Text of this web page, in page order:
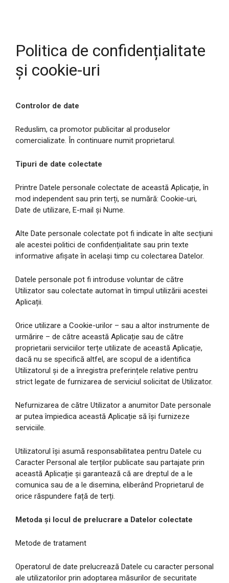
Politica de confidențialitate
și cookie-uri
Controlor de date
Reduslim, ca promotor publicitar al produselor
comercializate. În continuare numit proprietarul.
Tipuri de date colectate
Printre Datele personale colectate de această Aplicație, în
mod independent sau prin terți, se numără: Cookie-uri,
Date de utilizare, E-mail și Nume.
Alte Date personale colectate pot fi indicate în alte secțiuni
ale acestei politici de confidențialitate sau prin texte
informative afișate în același timp cu colectarea Datelor.
Datele personale pot fi introduse voluntar de către
Utilizator sau colectate automat în timpul utilizării acestei
Aplicații.
Orice utilizare a Cookie-urilor – sau a altor instrumente de
urmărire – de către această Aplicație sau de către
proprietarii serviciilor terțe utilizate de această Aplicație,
dacă nu se specifică altfel, are scopul de a identifica
Utilizatorul și de a înregistra preferințele relative pentru
strict legate de furnizarea de serviciul solicitat de Utilizator.
Nefurnizarea de către Utilizator a anumitor Date personale
ar putea împiedica această Aplicație să își furnizeze
serviciile.
Utilizatorul își asumă responsabilitatea pentru Datele cu
Caracter Personal ale terților publicate sau partajate prin
această Aplicație și garantează că are dreptul de a le
comunica sau de a le disemina, eliberând Proprietarul de
orice răspundere față de terți.
Metoda și locul de prelucrare a Datelor colectate
Metode de tratament
Operatorul de date prelucrează Datele cu caracter personal
ale utilizatorilor prin adoptarea măsurilor de securitate